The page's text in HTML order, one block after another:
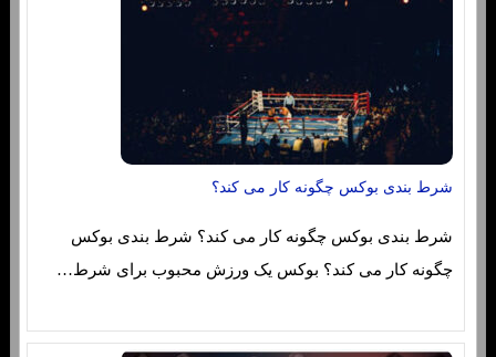
شرط بندی بوکس چگونه کار می کند؟
شرط بندی بوکس چگونه کار می کند؟ شرط بندی بوکس
چگونه کار می کند؟ بوکس یک ورزش محبوب برای شرط…